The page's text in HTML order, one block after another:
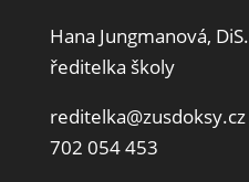
Hana Jungmanová, DiS.
ředitelka školy
reditelka@zusdoksy.cz
702 054 453